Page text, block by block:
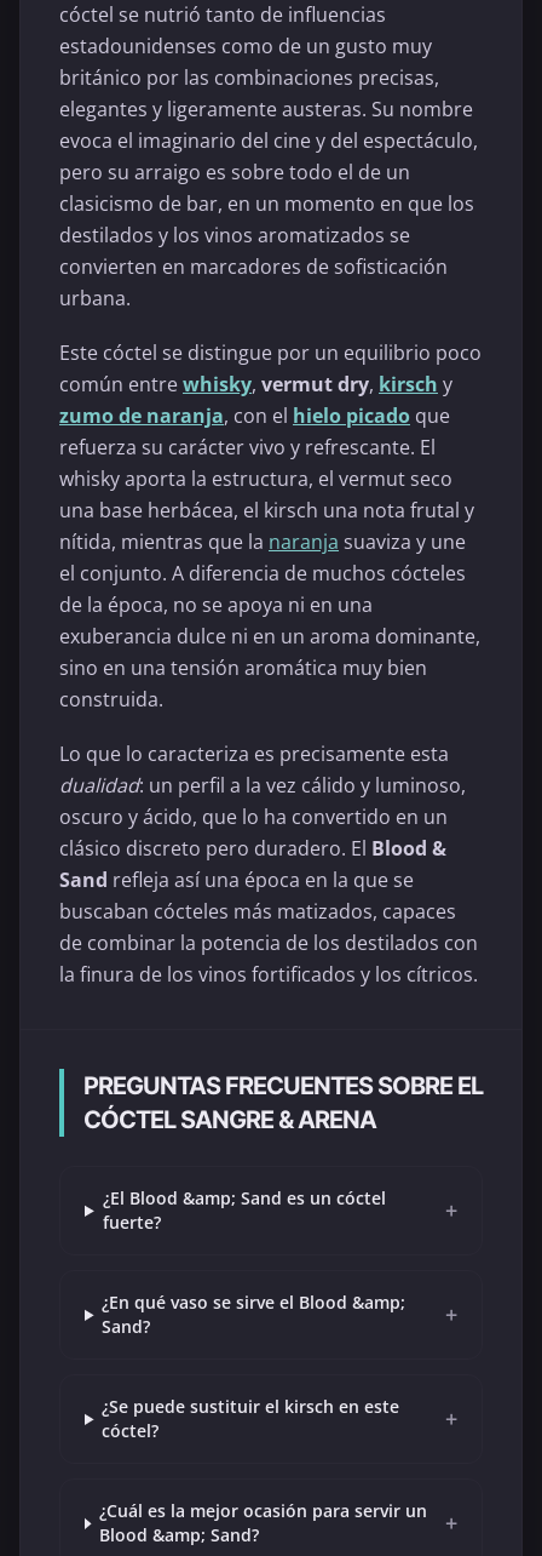
cóctel se nutrió tanto de influencias
estadounidenses como de un gusto muy
británico por las combinaciones precisas,
elegantes y ligeramente austeras. Su nombre
evoca el imaginario del cine y del espectáculo,
pero su arraigo es sobre todo el de un
clasicismo de bar, en un momento en que los
destilados y los vinos aromatizados se
convierten en marcadores de sofisticación
urbana.
Este cóctel se distingue por un equilibrio poco
común entrewhisky, vermut dry, kirsch y
zumo de naranja, con el hielo picado que
refuerza su carácter vivo y refrescante. El
whisky aporta la estructura, el vermut seco
una base herbácea, el kirsch una nota frutal y
nítida, mientras que la naranja suaviza y une
el conjunto. A diferencia de muchos cócteles
de la época, no se apoya ni en una
exuberancia dulce ni en un aroma dominante,
sino en una tensión aromática muy bien
construida.
Lo que lo caracteriza es precisamente esta
dualidad: un perfil a la vez cálido y luminoso,
oscuro y ácido, que lo ha convertido en un
clásico discreto pero duradero. El Blood &
Sand refleja así una época en la que se
buscaban cócteles más matizados, capaces
de combinar la potencia de los destilados con
la finura de los vinos fortificados y los cítricos.
PREGUNTAS FRECUENTES SOBRE EL
CÓCTEL SANGRE & ARENA
¿El Blood &amp; Sand es un cóctel
fuerte?
+
¿En qué vaso se sirve el Blood &amp;
Sand?
+
¿Se puede sustituir el kirsch en este
cóctel?
+
¿Cuál es la mejor ocasión para servir un
Blood &amp; Sand?
+